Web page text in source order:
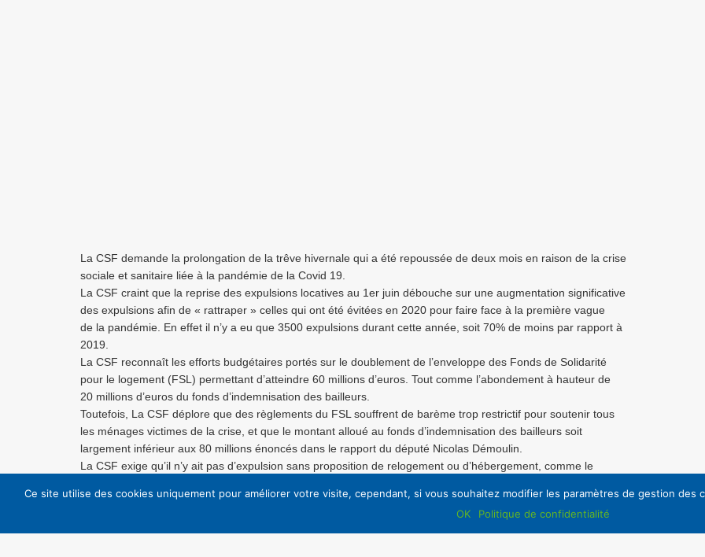
La CSF demande la prolongation de la trêve hivernale qui a été repoussée de deux mois en raison de la crise
sociale et sanitaire liée à la pandémie de la Covid 19.
La CSF craint que la reprise des expulsions locatives au 1er juin débouche sur une augmentation significative
des expulsions afin de « rattraper » celles qui ont été évitées en 2020 pour faire face à la première vague
de la pandémie. En effet il n’y a eu que 3500 expulsions durant cette année, soit 70% de moins par rapport à
2019.
La CSF reconnaît les efforts budgétaires portés sur le doublement de l’enveloppe des Fonds de Solidarité
pour le logement (FSL) permettant d’atteindre 60 millions d’euros. Tout comme l’abondement à hauteur de
20 millions d’euros du fonds d’indemnisation des bailleurs.
Toutefois, La CSF déplore que des règlements du FSL souffrent de barème trop restrictif pour soutenir tous
les ménages victimes de la crise, et que le montant alloué au fonds d’indemnisation des bailleurs soit
largement inférieur aux 80 millions énoncés dans le rapport du député Nicolas Démoulin.
La CSF exige qu’il n’y ait pas d’expulsion sans proposition de relogement ou d’hébergement, comme le
La CSF rappelle que la problématique des expulsions locatives est la conséquence de l’inadéquation des
revenus des familles, de plus en plus précarisées, avec le montant des loyers trop élevés soumis aux règles
du marché.
Ce site utilise des cookies uniquement pour améliorer votre visite, cependant, si vous souhaitez modifier les paramètres de gestion
OK
Politique de confidentialité